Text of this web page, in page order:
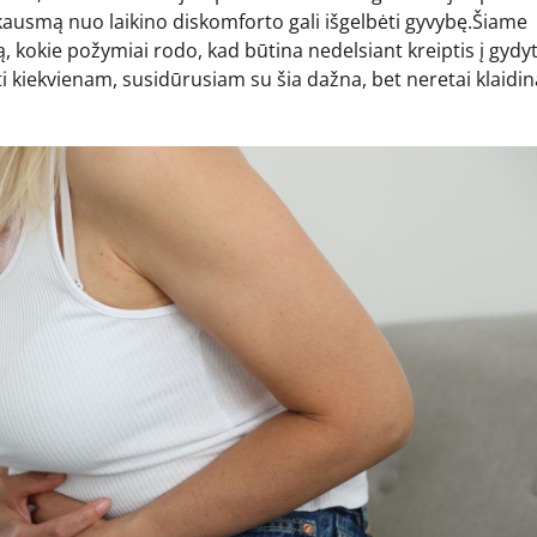
nuo laikino diskomforto gali išgelbėti gyvybę.Šiame
kokie požymiai rodo, kad būtina nedelsiant kreiptis į
susidūrusiam su šia dažna, bet neretai